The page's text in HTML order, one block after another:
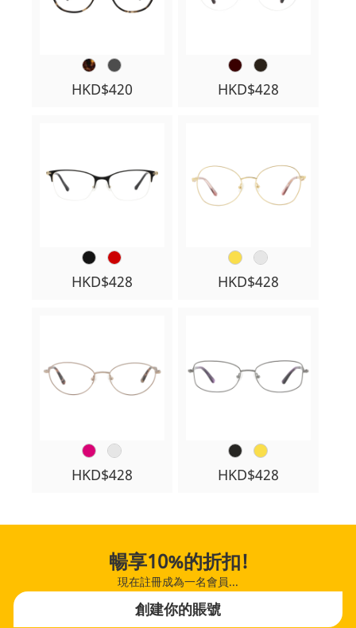
HKD$420 HKD$428
HKD$428 HKD$428
HKD$428 HKD$428
暢享10%的折扣!
現在註冊成為一名會員...
創建你的賬號